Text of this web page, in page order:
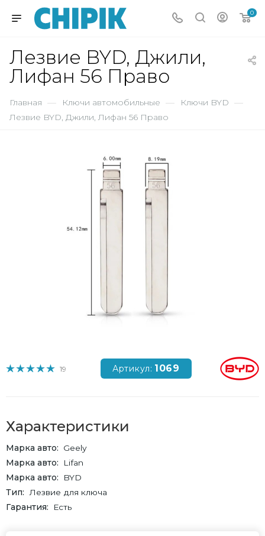
0
Лезвие BYD, Джили,
Лифан 56 Право
Главная — Ключи автомобильные — Ключи BYD —
Лезвие BYD, Джили, Лифан 56 Право
19 Артикул: 1069
Характеристики
Марка авто
Geely
Марка авто
Lifan
Марка авто
BYD
Тип
Лезвие для ключа
Гарантия
Есть